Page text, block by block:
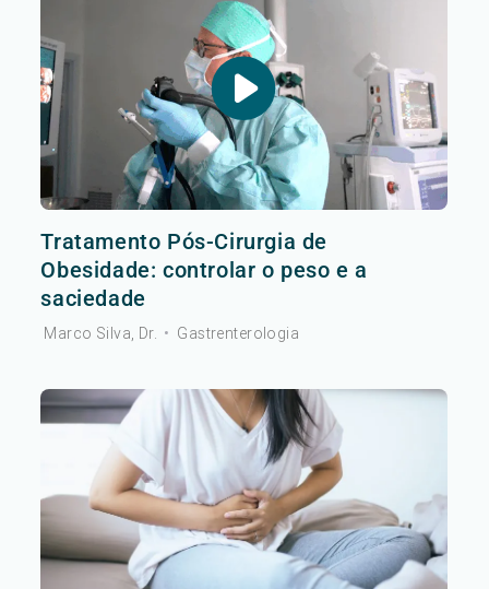
Tratamento Pós-Cirurgia de
Obesidade: controlar o peso e a
saciedade
Marco Silva, Dr. • Gastrenterologia